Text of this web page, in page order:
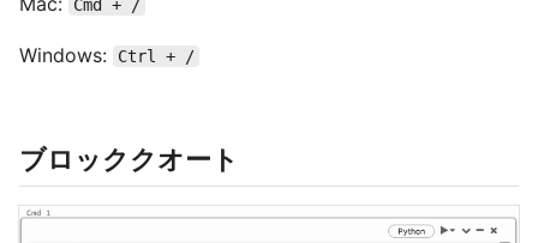
Cmd + /
Windows: Ctrl + /
ブロッククオート